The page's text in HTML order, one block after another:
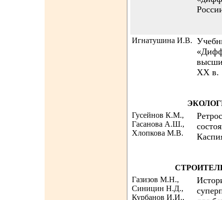
Игнатушина И.В.
XX в.
Гусейнов К.М.,
Гасанова А.Ш.,
Хлопкова М.В.
Газизов М.Н.,
Синицин Н.Д.,
Курбанов И.И.,